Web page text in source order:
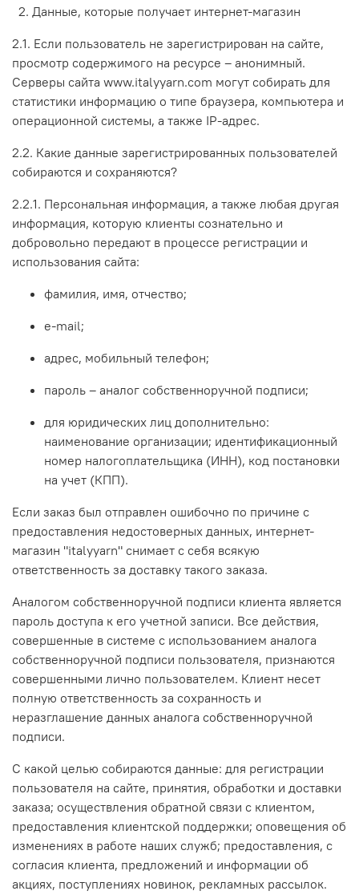
2. Данные, которые получает интернет-магазин
2.1. Если пользователь не зарегистрирован на сайте,
просмотр содержимого на ресурсе – анонимный.
Серверы сайта www.italyyarn.com могут собирать для
статистики информацию о типе браузера, компьютера и
операционной системы, а также IP-адрес.
2.2. Какие данные зарегистрированных пользователей
собираются и сохраняются?
2.2.1. Персональная информация, а также любая другая
информация, которую клиенты сознательно и
добровольно передают в процессе регистрации и
использования сайта:
фамилия, имя, отчество;
e-mail;
адрес, мобильный телефон;
пароль – аналог собственноручной подписи;
для юридических лиц дополнительно:
наименование организации; идентификационный
номер налогоплательщика (ИНН), код постановки
на учет (КПП).
Если заказ был отправлен ошибочно по причине с
предоставления недостоверных данных, интернет-
магазин "italyyarn" снимает с себя всякую
ответственность за доставку такого заказа.
Аналогом собственноручной подписи клиента является
пароль доступа к его учетной записи. Все действия,
совершенные в системе с использованием аналога
собственноручной подписи пользователя, признаются
совершенными лично пользователем. Клиент несет
полную ответственность за сохранность и
неразглашение данных аналога собственноручной
подписи.
С какой целью собираются данные: для регистрации
пользователя на сайте, принятия, обработки и доставки
заказа; осуществления обратной связи с клиентом,
предоставления клиентской поддержки; оповещения об
изменениях в работе наших служб; предоставления, с
согласия клиента, предложений и информации об
акциях, поступлениях новинок, рекламных рассылок.